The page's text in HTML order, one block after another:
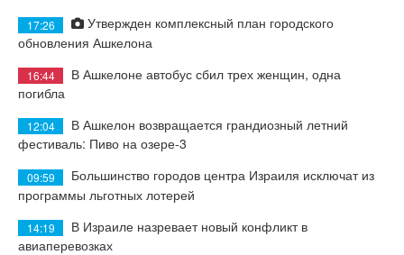
17:26
Утвержден комплексный план городского
обновления Ашкелона
16:44
В Ашкелоне автобус сбил трех женщин, одна
погибла
12:04
В Ашкелон возвращается грандиозный летний
фестиваль: Пиво на озере-3
09:59
Большинство городов центра Израиля исключат из
программы льготных лотерей
14:19
В Израиле назревает новый конфликт в
авиаперевозках